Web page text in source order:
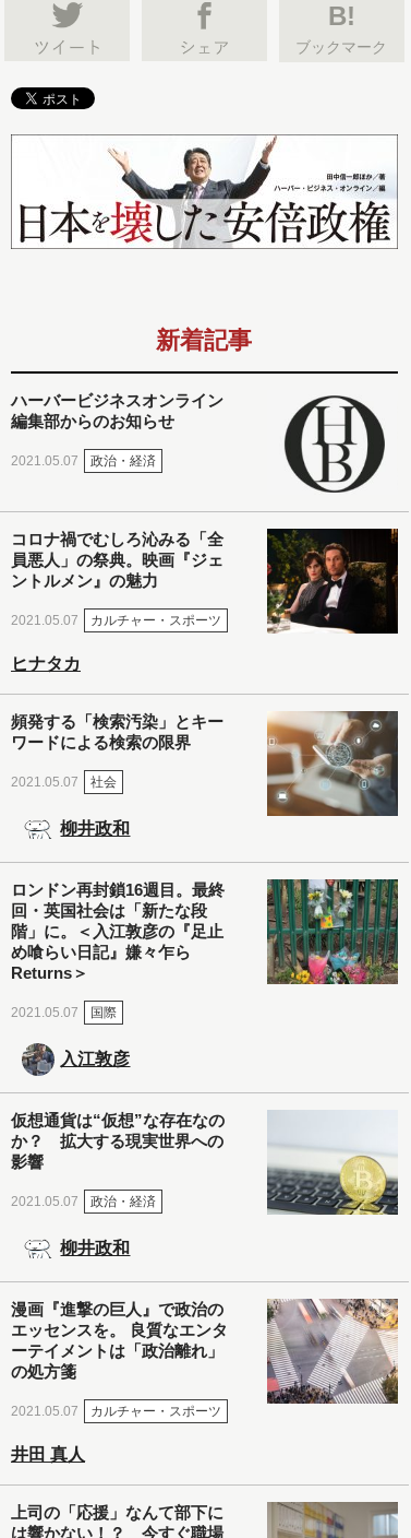
B!
ブックマーク
新着記事
ハーバービジネスオンライン
編集部からのお知らせ
2021.05.07 政治・経済
コロナ禍でむしろ沁みる「全
員悪人」の祭典。映画『ジェ
ントルメン』の魅力
2021.05.07 カルチャー・スポーツ
ヒナタカ
頻発する「検索汚染」とキー
ワードによる検索の限界
2021.05.07 社会
柳井政和
ロンドン再封鎖16週目。最終
回・英国社会は「新たな段
階」に。＜入江敦彦の『足止
め喰らい日記』嫌々乍ら
Returns＞
2021.05.07 国際
入江敦彦
仮想通貨は“仮想”な存在なの
か？ 拡大する現実世界への
影響
2021.05.07 政治・経済
柳井政和
漫画『進撃の巨人』で政治の
エッセンスを。 良質なエンタ
ーテイメントは「政治離れ」
の処方箋
2021.05.07 カルチャー・スポーツ
井田 真人
上司の「応援」なんて部下に
は響かない！？ 今すぐ職場